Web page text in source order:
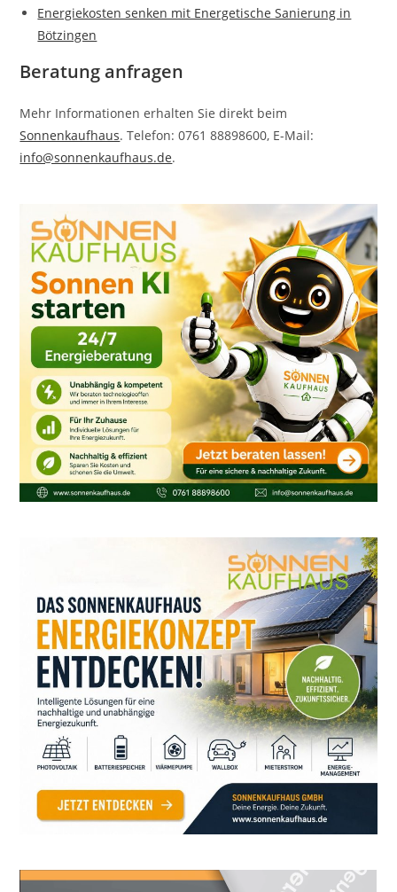
Energiekosten senken mit Energetische Sanierung in
Bötzingen
Beratung anfragen
Mehr Informationen erhalten Sie direkt beim
Sonnenkaufhaus. Telefon: 0761 88898600, E-Mail:
info@sonnenkaufhaus.de.